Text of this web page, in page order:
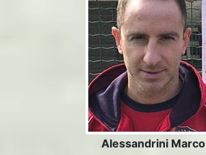
Alessandrini Marco